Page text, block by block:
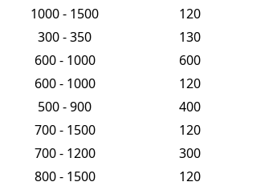
1000 - 1500 120
300 - 350 130
600 - 1000 600
600 - 1000 120
500 - 900 400
700 - 1500 120
700 - 1200 300
800 - 1500 120